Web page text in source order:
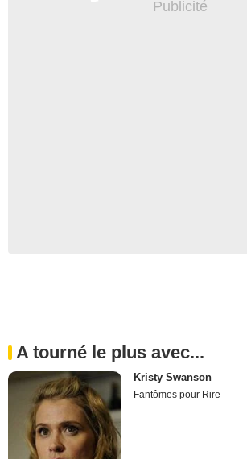
A tourné le plus avec...
Kristy Swanson
Fantômes pour Rire